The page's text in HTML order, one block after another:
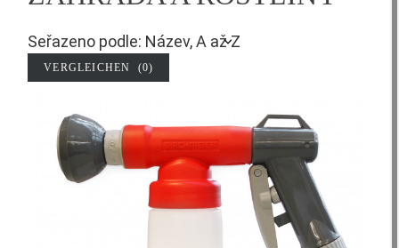
Seřazeno podle: Název, A až Z
VERGLEICHEN (0)